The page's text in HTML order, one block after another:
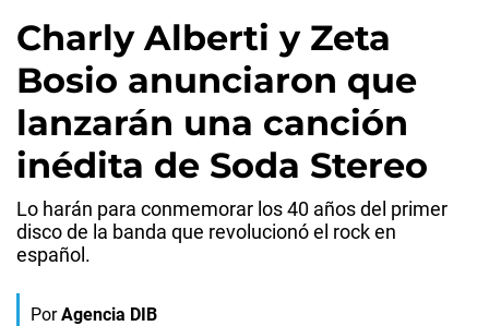
Charly Alberti y Zeta
Bosio anunciaron que
lanzarán una canción
inédita de Soda Stereo
Lo harán para conmemorar los 40 años del primer
disco de la banda que revolucionó el rock en
español.
Por Agencia DIB